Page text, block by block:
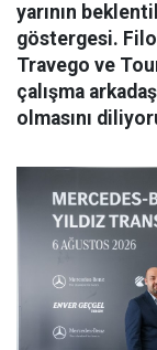
yarının
göstergesi.
Travego ve
çalışma
olmasını